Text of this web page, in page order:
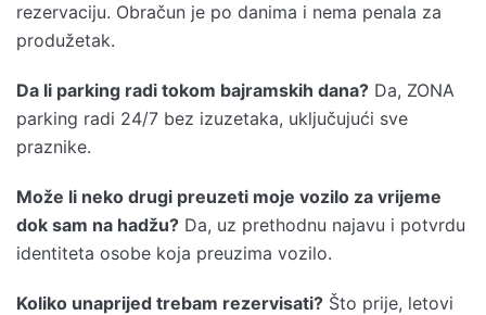
rezervaciju. Obračun je po danima i nema penala za
produžetak.
Da li parking radi tokom bajramskih dana? Da, ZONA
parking radi 24/7 bez izuzetaka, uključujući sve
praznike.
Može li neko drugi preuzeti moje vozilo za vrijeme
dok sam na hadžu? Da, uz prethodnu najavu i potvrdu
identiteta osobe koja preuzima vozilo.
Koliko unaprijed trebam rezervisati? Što prije, letovi